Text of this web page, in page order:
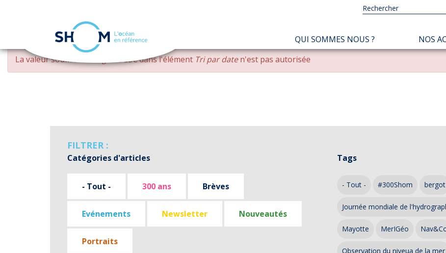
Aller
contenu
NAVIGATION
PRINCIPALE
QUI SOMMES NOUS ? NOS
MESSAGE
D'ERREUR
La valeur soumise changed DESCdans l'élément Tri par daten'est pas autorisée
FILTRER :
Catégories d'articles
- Tout - 300 ans Brèves
Evénements Newsletter Nouveautés
Portraits
Tags
- Tout - #300Shom bergot
Journée mondiale de
Mayotte MerIGéo
Observation du niveua de la mer